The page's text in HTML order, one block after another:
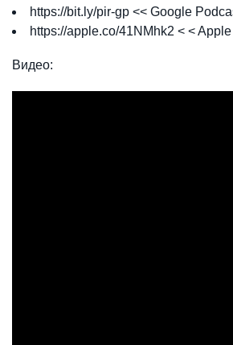
https://bit.ly/pir-gp << Google
https://apple.co/41NMhk2 < <
Видео: